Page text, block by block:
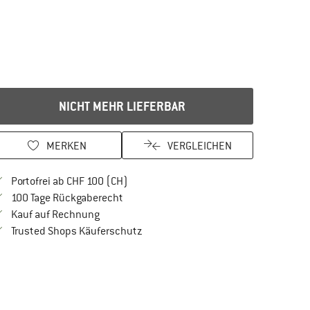
NICHT MEHR LIEFERBAR
MERKEN VERGLEICHEN
Portofrei ab CHF 100 (CH)
100 Tage RückgaberechtGehe hier zu den Rückgabe-Richtlinien
Kauf auf RechnungFinde die Zahlungs-Infos hier! Öffnet sich in
Trusted Shops KäuferschutzFinde alle Infos hier!